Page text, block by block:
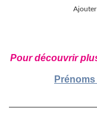
Ajouter
Pour découvrir